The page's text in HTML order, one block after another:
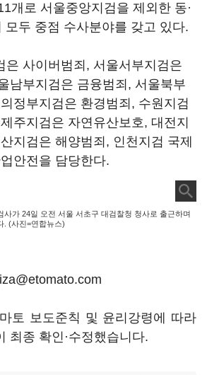
개로 서울중앙지검을 제외한 동·
모두 중점 수사분야를 갖고 있다.
은 사이버범죄, 서울서부지검은
남부지검은 금융범죄, 서울북부
정부지검은 환경범죄, 수원지검
주지검은 자연유산보호, 대전지
지검은 해양범죄, 인천지검 국제
안전을 담당한다.
사가 24일 오전 서울 서초구 대검찰청 청사로 출근하며
. (사진=연합뉴스)
토 보도준칙 및 윤리강령에 따라
최종 확인·수정했습니다.